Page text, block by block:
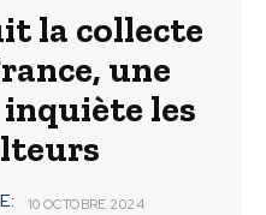
la collecte
une
les
10 OCTOBRE 2024